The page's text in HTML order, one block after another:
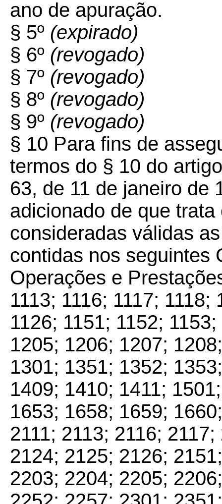
ano de apuração.
§ 5º (expirado)
§ 6º (revogado)
§ 7º (revogado)
§ 8º (revogado)
§ 9º (revogado)
§ 10 Para fins de
termos do § 10 do
63, de 11 de janeiro de
adicionado de que
consideradas válidas
contidas nos seguintes
Operações e
1113; 1116; 1117;
1126; 1151; 1152;
1205; 1206; 1207;
1301; 1351; 1352;
1409; 1410; 1411;
1653; 1658; 1659;
2111; 2113; 2116;
2124; 2125; 2126;
2203; 2204; 2205;